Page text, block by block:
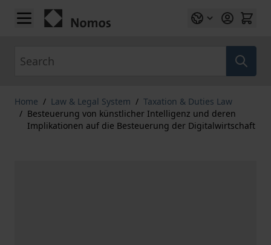
Skip to Content
Home / Law & Legal System / Taxation & Duties Law
/ Besteuerung von künstlicher Intelligenz und deren
Implikationen auf die Besteuerung der Digitalwirtschaft